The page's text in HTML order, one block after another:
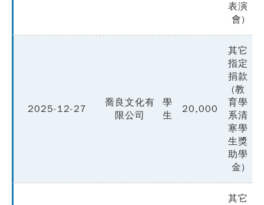
表演
會)
2025-12-27
喬良文化有
限公司
學
生
20,000
其它
指定
捐款
(教
育學
系清
寒學
生獎
助學
金)
其它